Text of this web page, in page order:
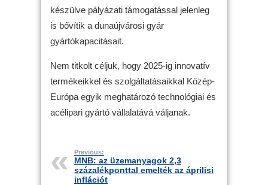
készülve pályázati támogatással jelenleg
is bővítik a dunaújvárosi gyár
gyártókapacitásait.
Nem titkolt céljuk, hogy 2025-ig innovatív
termékeikkel és szolgáltatásaikkal Közép-
Európa egyik meghatározó technológiai és
acélipari gyártó vállalatává váljanak.
Previous:
MNB: az üzemanyagok 2,3
százalékponttal emelték az áprilisi
inflációt